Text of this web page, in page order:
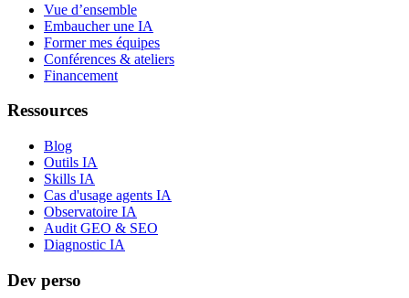
Vue d’ensemble
Embaucher une IA
Former mes équipes
Conférences & ateliers
Financement
Ressources
Blog
Outils IA
Skills IA
Cas d'usage agents IA
Observatoire IA
Audit GEO & SEO
Diagnostic IA
Dev perso